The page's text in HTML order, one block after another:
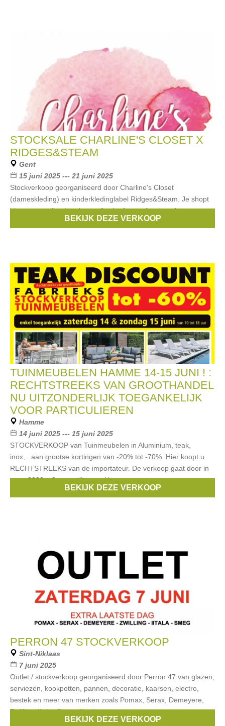
STOCKSALE CHARLINE'S CLOSET X
RIDGES&STEAM
Gent
15 juni 2025 --- 21 juni 2025
Stockverkoop georganiseerd door Charline's Closet
(dameskleding) en kinderkledinglabel Ridges&Steam. Je shopt
hier zomercollectie, wintercollectie, feestcollectie, schoenen,
accessoires, juwelen,… BetalenBEKIJK DEZE VERKOOP
TUINMEUBELEN HAMME 14-15 JUNI ! :
RECHTSTREEKS VAN GROOTHANDEL
NU UITZONDERLIJK TOEGANKELIJK
VOOR PARTICULIEREN
Hamme
14 juni 2025 --- 15 juni 2025
STOCKVERKOOP van Tuinmeubelen in Aluminium, teak,
inox,...aan grootse kortingen van -20% tot -70%. Hier koopt u
RECHTSTREEKS van de importateur. De verkoop gaat door in
onze 3000 m2 magazijnen te Hamme.
guy versar,Ambiente
BEKIJK DEZE VERKOOP
PERRON 47 STOCKVERKOOP
Sint-Niklaas
7 juni 2025
Outlet / stockverkoop georganiseerd door Perron 47 van glazen,
serviezen, kookpotten, pannen, decoratie, kaarsen, electro,
bestek en meer van merken zoals Pomax, Serax, Demeyere,
Zwilling, Iitala, Smeg. Kortingen
Pomax,serax ,Demeyere,Zwilling
BEKIJK DEZE VERKOOP